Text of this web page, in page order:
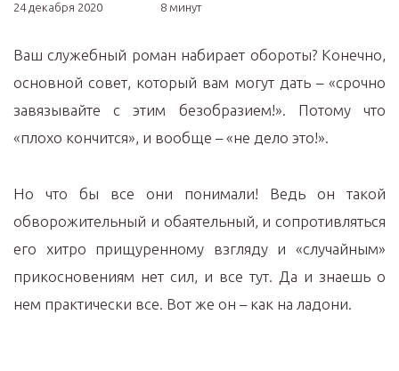
24 декабря 2020
8 минут
Ваш служебный роман набирает обороты? Конечно,
основной совет, который вам могут дать – «срочно
завязывайте с этим безобразием!». Потому что
«плохо кончится», и вообще – «не дело это!».
Но что бы все они понимали! Ведь он такой
обворожительный и обаятельный, и сопротивляться
его хитро прищуренному взгляду и «случайным»
прикосновениям нет сил, и все тут. Да и знаешь о
нем практически все. Вот же он – как на ладони.